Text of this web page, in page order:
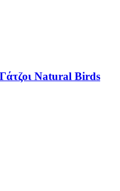
Natural Birds